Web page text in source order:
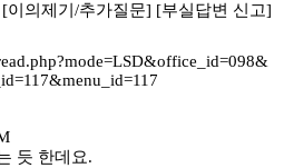
[이의제기/추가질문] [부실답변 신고]
듯 한데요.